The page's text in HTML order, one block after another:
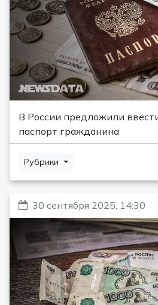
В России предложили
паспорт гражданина
Рубрики
30 сентября 2025, 14:30